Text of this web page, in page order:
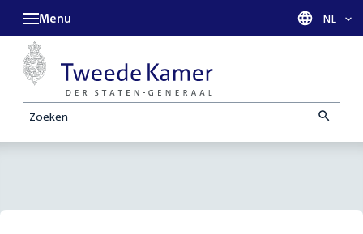
Zoeken
Menu Taal
NL